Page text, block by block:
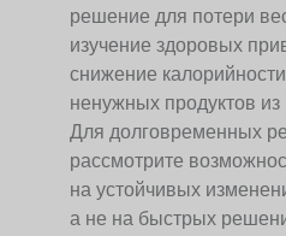
решение для потери
изучение здоровых
снижение
ненужных продуктов
Для долговременных
рассмотрите
на устойчивых
а не на быстрых